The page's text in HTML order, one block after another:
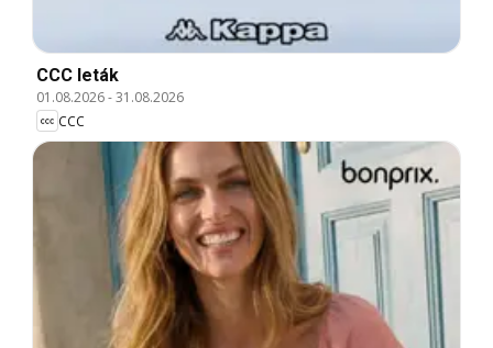
CCC leták
01.08.2026-31.08.2026
CCC